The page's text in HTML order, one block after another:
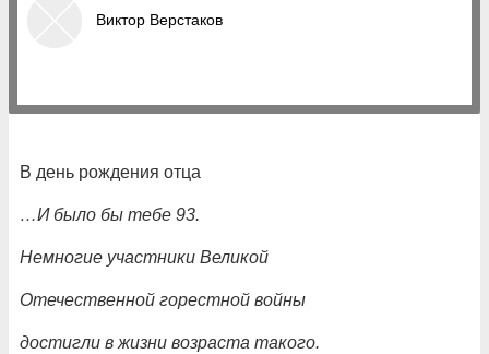
Виктор Верстаков
В день рождения отца
…И было бы тебе 93.
Немногие участники Великой
Отечественной горестной войны
достигли в жизни возраста такого.